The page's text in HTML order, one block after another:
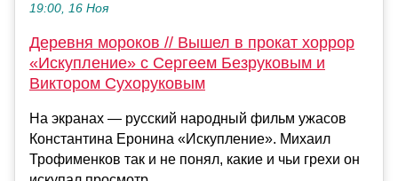
19:00, 16 Ноя
Деревня мороков // Вышел в прокат хоррор
«Искупление» с Сергеем Безруковым и
Виктором Сухоруковым
На экранах — русский народный фильм ужасов
Константина Еронина «Искупление». Михаил
Трофименков так и не понял, какие и чьи грехи он